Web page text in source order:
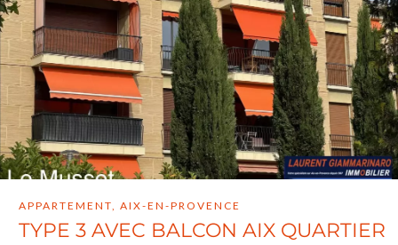
APPARTEMENT, AIX-EN-PROVENCE
TYPE 3 AVEC BALCON AIX QUARTIER